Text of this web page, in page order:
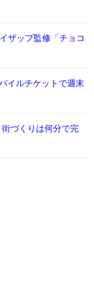
ザップ監修「チョコ
イルチケットで週末
づくりは何分で完